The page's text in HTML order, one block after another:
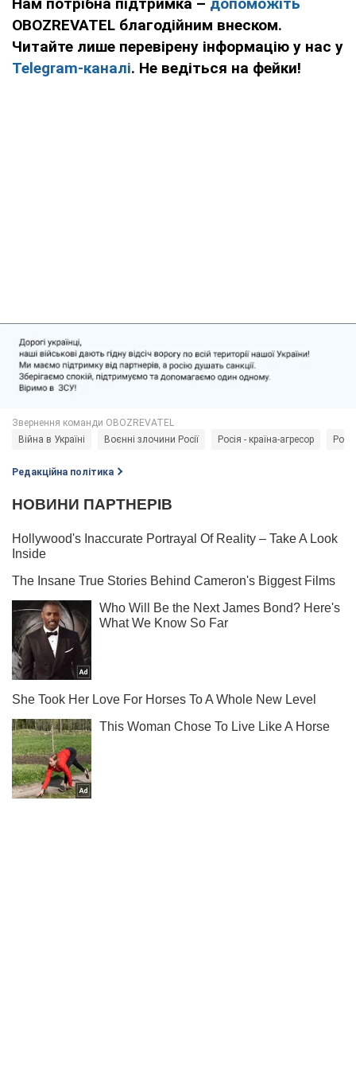
OBOZREVATEL благодійним внеском.
Читайте лише перевірену інформацію у нас у
Telegram-каналі. Не ведіться на фейки!
Війна в Україні Воєнні злочини Росії Росія - країна-агресор Росія
Редакційна політика